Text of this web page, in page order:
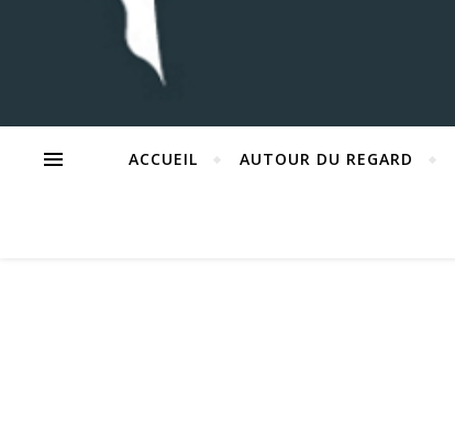
ACCUEIL AUTOUR DU REGARD